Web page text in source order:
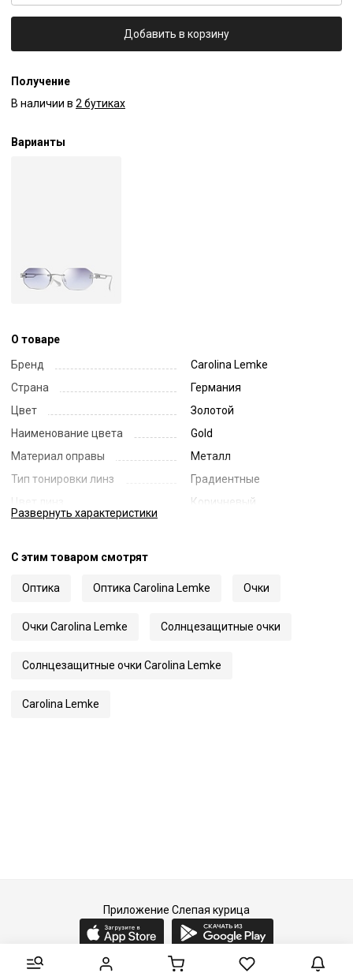
Добавить в корзину
Получение
В наличии в 2 бутиках
Варианты
О товаре
Бренд
Carolina Lemke
Страна
Германия
Цвет
Золотой
Наименование цвета
Gold
Материал оправы
Металл
Тип тонировки линз
Градиентные
Коричневый
Длина заушника
145
Развернуть характеристики
С этим товаром смотрят
Оптика Оптика Carolina Lemke Очки
Очки Carolina Lemke Солнцезащитные очки
Солнцезащитные очки Carolina Lemke
Carolina Lemke
Приложение Слепая курица